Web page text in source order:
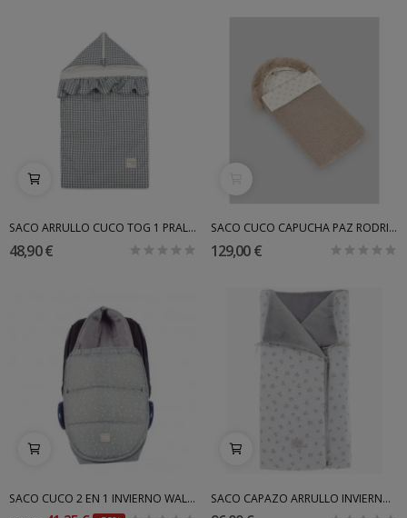
SACO ARRULLO CUCO TOG 1 PRALINÉ WALKING MUM
48,90 €
SACO CUCO CAPUCHA PAZ RODRIGUEZ
129,00 €
SACO CUCO 2 EN 1 INVIERNO WALKING MUM SACO CAPAZO ARRULLO INVIERNO GRACIELA INT....